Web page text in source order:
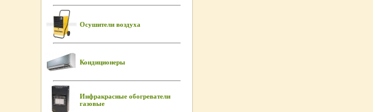
Осушители воздуха
Кондиционеры
Инфракрасные обогреватели
газовые